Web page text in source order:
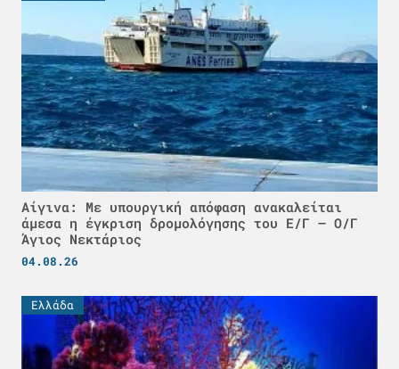
Αίγινα: Με υπουργική απόφαση ανακαλείται
άμεσα η έγκριση δρομολόγησης του Ε/Γ – Ο/Γ
Άγιος Νεκτάριος
04.08.26
Ελλάδα